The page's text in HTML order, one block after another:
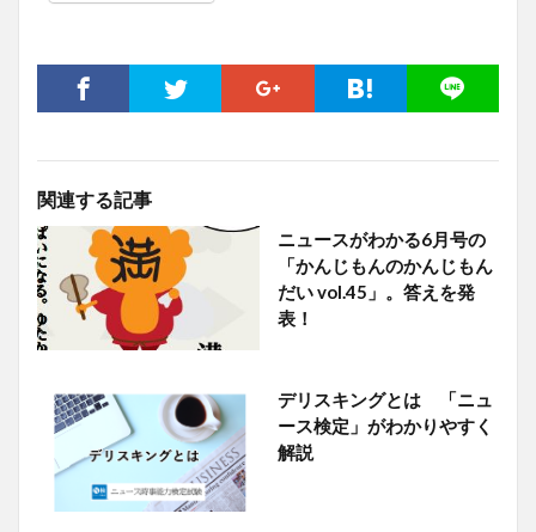
関連する記事
ニュースがわかる6月号の
「かんじもんのかんじもん
だい vol.45」。答えを発
表！
デリスキングとは 「ニュ
ース検定」がわかりやすく
解説